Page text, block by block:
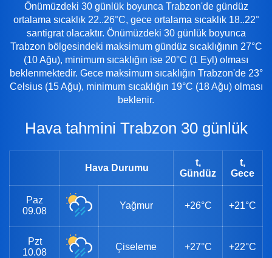
Önümüzdeki 30 günlük boyunca Trabzon'de gündüz
ortalama sıcaklık 22..26°C, gece ortalama sıcaklık 18..22°
santigrat olacaktır. Önümüzdeki 30 günlük boyunca
Trabzon bölgesindeki maksimum gündüz sıcaklığının 27°C
(10 Ağu), minimum sıcaklığın ise 20°C (1 Eyl) olması
beklenmektedir. Gece maksimum sıcaklığın Trabzon'de 23°
Celsius (15 Ağu), minimum sıcaklığın 19°C (18 Ağu) olması
beklenir.
Hava tahmini Trabzon 30 günlük
Hava Durumu
t,
Gündüz
t,
Gece
Paz
09.08
Yağmur +26°C +21°C
Pzt
10.08
Çiseleme +27°C +22°C